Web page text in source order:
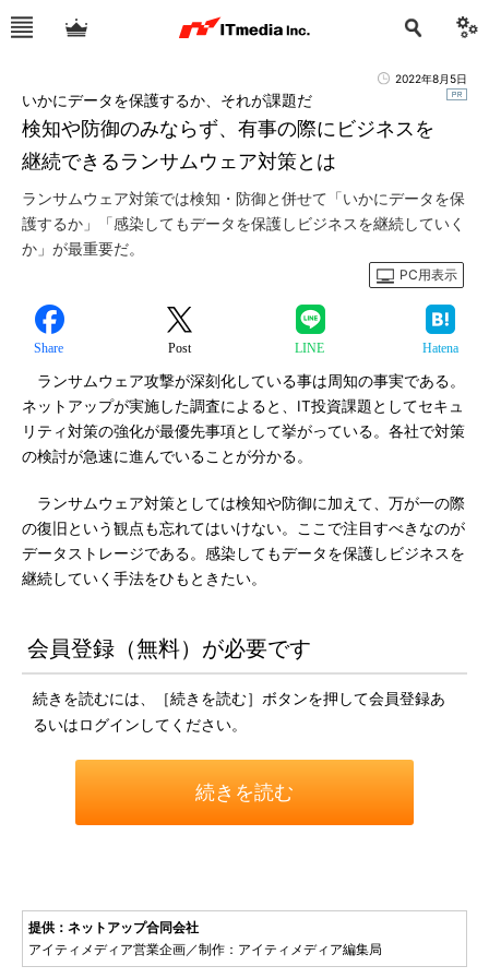
2022年8月5日
検知や防御のみならず、有事の際にビジネスを
継続できるランサムウェア対策とは
いかにデータを保護するか、それが課題だ
ランサムウェア対策では検知・防御と併せて「いかにデータを保
護するか」「感染してもデータを保護しビジネスを継続していく
か」が最重要だ。
PC用表示
Share Post LINE Hatena
ランサムウェア攻撃が深刻化している事は周知の事実である。
ネットアップが実施した調査によると、IT投資課題としてセキュ
リティ対策の強化が最優先事項として挙がっている。各社で対策
の検討が急速に進んでいることが分かる。
ランサムウェア対策としては検知や防御に加えて、万が一の際
の復旧という観点も忘れてはいけない。ここで注目すべきなのが
データストレージである。感染してもデータを保護しビジネスを
継続していく手法をひもときたい。
会員登録（無料）が必要です
続きを読むには、［続きを読む］ボタンを押して会員登録あ
るいはログインしてください。
続きを読む
提供：ネットアップ合同会社
アイティメディア営業企画／制作：アイティメディア編集局